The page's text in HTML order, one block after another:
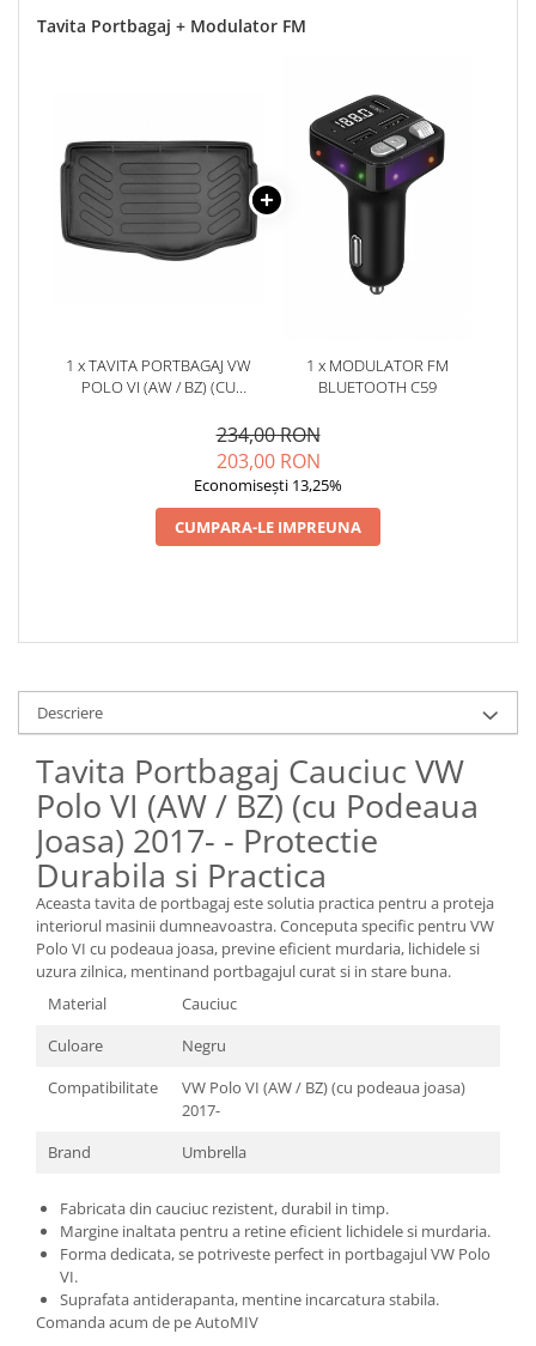
Tavita Portbagaj + Modulator FM
1 x TAVITA PORTBAGAJ VW
POLO VI (AW / BZ) (CU
1 x MODULATOR FM
BLUETOOTH C59
234,00 RON
203,00 RON
Economisești 13,25%
CUMPARA-LE IMPREUNA
Descriere
Tavita Portbagaj Cauciuc VW
Polo VI (AW / BZ) (cu Podeaua
Joasa) 2017- - Protectie
Durabila si Practica
Aceasta tavita de portbagaj este solutia practica pentru a proteja
interiorul masinii dumneavoastra. Conceputa specific pentru VW
Polo VI cu podeaua joasa, previne eficient murdaria, lichidele si
uzura zilnica, mentinand portbagajul curat si in stare buna.
Material
Cauciuc
Culoare
Negru
Compatibilitate
VW Polo VI (AW / BZ) (cu podeaua joasa)
2017-
Brand
Umbrella
Fabricata din cauciuc rezistent, durabil in timp.
Margine inaltata pentru a retine eficient lichidele si murdaria.
Forma dedicata, se potriveste perfect in portbagajul VW Polo
VI.
Suprafata antiderapanta, mentine incarcatura stabila.
Comanda acum de pe AutoMIV